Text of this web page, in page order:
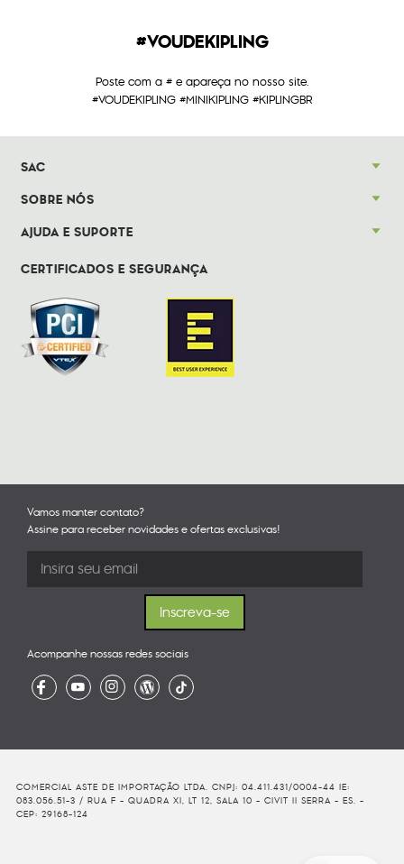
#VOUDEKIPLING
Poste com a # e apareça no nosso site.
#VOUDEKIPLING #MINIKIPLING #KIPLINGBR
SAC
SOBRE NÓS
AJUDA E SUPORTE
CERTIFICADOS E SEGURANÇA
Vamos manter contato?
Assine para receber novidades e ofertas exclusivas!
Acompanhe nossas redes sociais
COMERCIAL ASTE DE IMPORTAÇÃO LTDA. CNPJ: 04.411.431/0004-44 IE:
083.056.51-3 / RUA F - QUADRA XI, LT 12, SALA 10 - CIVIT II SERRA - ES. -
CEP: 29168-124